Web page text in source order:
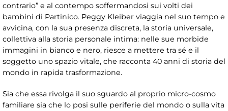
contrario” e al contempo soffermandosi sui volti dei
bambini di Partinico. Peggy Kleiber viaggia nel suo tempo e
avvicina, con la sua presenza discreta, la storia universale,
collettiva alla storia personale intima: nelle sue morbide
immagini in bianco e nero, riesce a mettere tra sé e il
soggetto uno spazio vitale, che racconta 40 anni di storia del
mondo in rapida trasformazione.
Sia che essa rivolga il suo sguardo al proprio micro-cosmo
familiare sia che lo posi sulle periferie del mondo o sulla vita